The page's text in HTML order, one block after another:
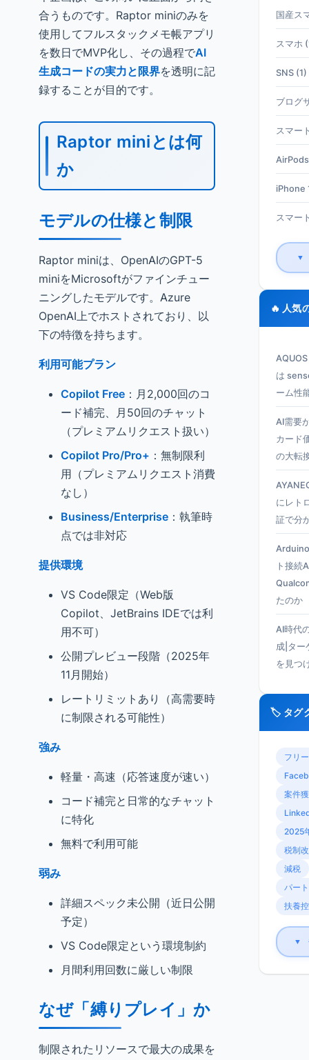
合うものです。Raptor miniのみを
使用してフルスタックメモ帳アプリ
を数日でMVP化し、その過程でAI
生成コードの実力と限界を透明に記
録することが目的です。
Raptor miniとは何
か
モデルの仕様と制限
Raptor miniは、OpenAIのGPT-5
miniをMicrosoftがファインチュー
ニングしたモデルです。Azure
OpenAI上でホストされており、以
下の特徴を持ちます。
利用可能プラン
Copilot Free ：月2,000回のコ
ード補完、月50回のチャット
（プレミアムリクエスト扱い）
Copilot Pro/Pro+ ：無制限利
用（プレミアムリクエスト消費
なし）
Business/Enterprise ：執筆時
点では非対応
提供環境
VS Code限定（Web版
Copilot、JetBrains IDEでは利
用不可）
公開プレビュー段階（2025年
11月開始）
レートリミットあり（高需要時
に制限される可能性）
強み
軽量・高速（応答速度が速い）
コード補完と日常的なチャット
に特化
無料で利用可能
弱み
詳細スペック未公開（近日公開
予定）
VS Code限定という環境制約
月間利用回数に厳しい制限
なぜ「縛りプレイ」か
制限されたリソースで最大の成果を
国産ス
スマホ
SNS (1)
ブログ
スマー
iPhone
スマー
▼
🔥 人気
は
ーム性
AI需要
カード
の大転
にレト
証で分
ト接続
たのか
AI時代
成|ター
を見つ
🏷️ タグ
フリ
案件
2025
税制
減税
パート
扶養
▼